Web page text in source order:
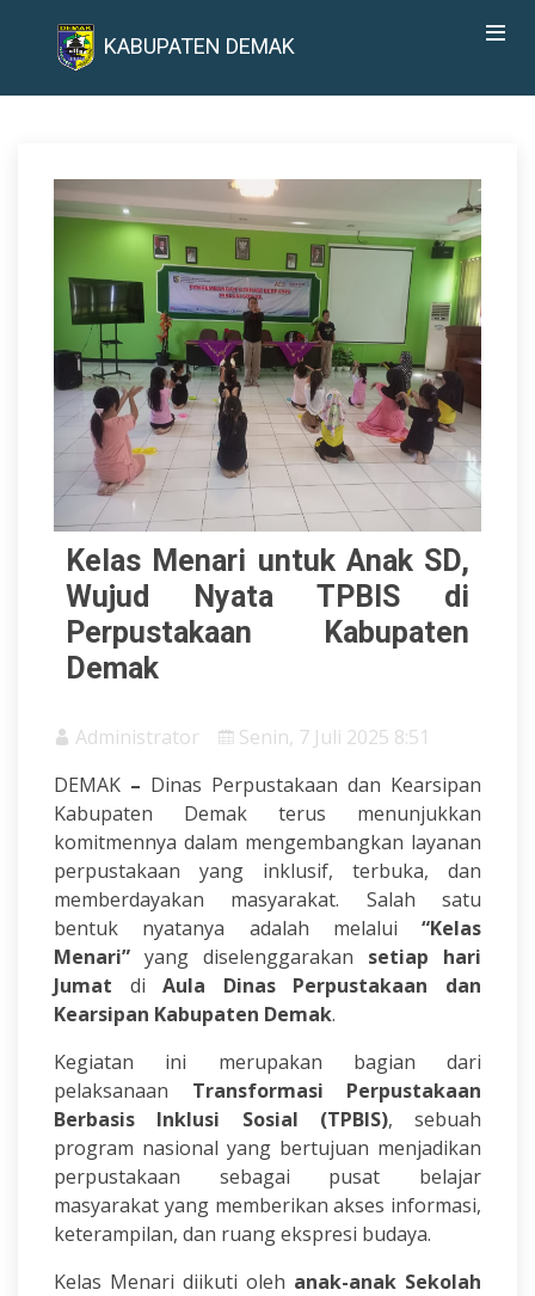
KABUPATEN DEMAK
Kelas Menari untuk Anak SD,
Wujud Nyata TPBIS di
Perpustakaan Kabupaten
Demak
Administrator
Senin, 7 Juli 2025 8:51
DEMAK – Dinas Perpustakaan dan Kearsipan
Kabupaten Demak terus menunjukkan
komitmennya dalam mengembangkan layanan
perpustakaan yang inklusif, terbuka, dan
memberdayakan masyarakat. Salah satu
bentuk nyatanya adalah melalui “Kelas
Menari” yang diselenggarakan setiap hari
Jumat diAula Dinas Perpustakaan dan
Kearsipan Kabupaten Demak.
Kegiatan ini merupakan bagian dari
pelaksanaan Transformasi Perpustakaan
Berbasis Inklusi Sosial (TPBIS), sebuah
program nasional yang bertujuan menjadikan
perpustakaan sebagai pusat belajar
masyarakat yang memberikan akses informasi,
keterampilan, dan ruang ekspresi budaya.
Kelas Menari diikuti oleh anak-anak Sekolah